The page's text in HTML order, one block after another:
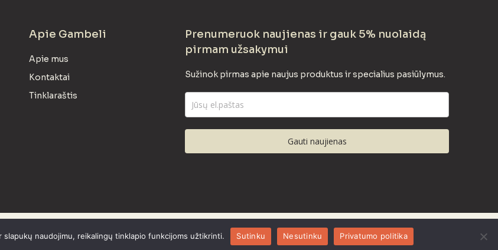
Apie Gambeli
Apie mus
Kontaktai
Tinklaraštis
Prenumeruok naujienas ir gauk 5% nuolaidą
pirmam užsakymui
Sužinok pirmas apie naujus produktus ir specialius pasiūlymus.
Gauti naujienas
naudojimu, reikalingų tinklapio funkcijoms užtikrinti. Sutinku Nesutinku Privatumo politika